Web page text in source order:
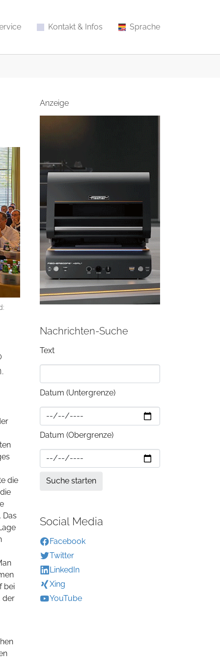
Kontakt & Infos Sprache
die
Das
bei
der
Anzeige
Nachrichten-Suche
Text
Datum (Untergrenze)
Datum (Obergrenze)
Social Media
Facebook
Twitter
LinkedIn
Xing
YouTube